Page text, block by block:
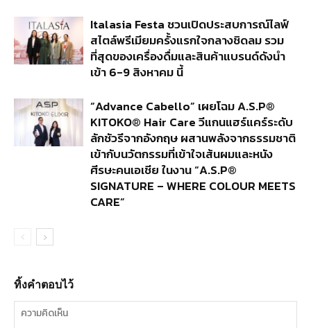
Italasia Festa ชวนเปิดประสบการณ์ไลฟ์
สไตล์พรีเมียมครั้งแรกใจกลางชิดลม รวม
ที่สุดของเครื่องดื่มและสินค้าแบรนด์ดังนำ
เข้า 6-9 สิงหาคม นี้
“Advance Cabello” เผยโฉม A.S.P®
KITOKO® Hair Care วีแกนแฮร์แคร์ระดับ
ลักชัวรีจากอังกฤษ ผสานพลังจากธรรมชาติ
เข้ากับนวัตกรรมที่เข้าใจเส้นผมและหนัง
ศีรษะคนเอเชีย ในงาน “A.S.P®
SIGNATURE – WHERE COLOUR MEETS
CARE”
ทิ้งคำตอบไว้